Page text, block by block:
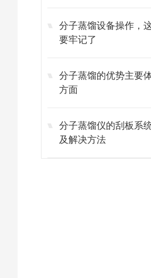
分子蒸馏设备操作，
要牢记了
分子蒸馏的优势主要
方面
分子蒸馏仪的刮板系
及解决方法